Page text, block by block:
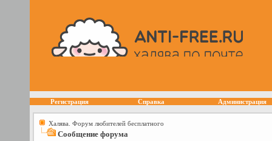
Регистрация Справка Администрация
Халява. Форум любителей бесплатного
Сообщение форума